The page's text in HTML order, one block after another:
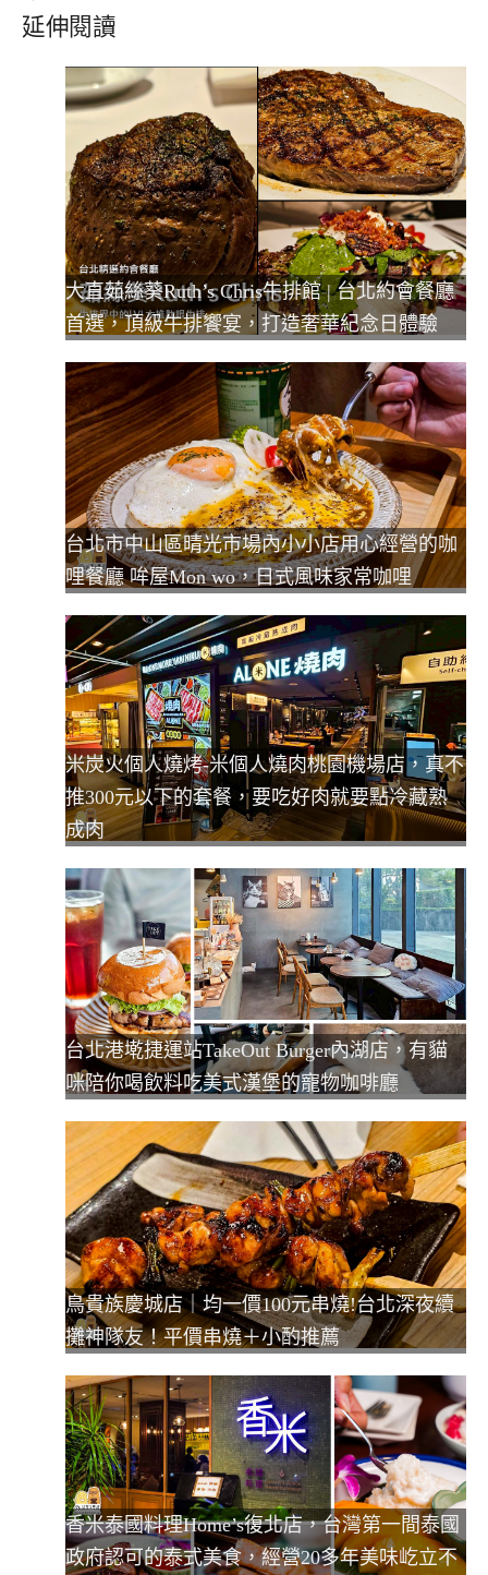
延伸閱讀
大直茹絲葵Ruth’s Chris牛排館 | 台北約會餐廳
首選，頂級牛排饗宴，打造奢華紀念日體驗
台北市中山區晴光市場內小小店用心經營的咖
哩餐廳 哞屋Mon wo，日式風味家常咖哩
米炭火個人燒烤-米個人燒肉桃園機場店，真不
推300元以下的套餐，要吃好肉就要點冷藏熟
成肉
台北港墘捷運站TakeOut Burger內湖店，有貓
咪陪你喝飲料吃美式漢堡的寵物咖啡廳
鳥貴族慶城店｜均一價100元串燒!台北深夜續
攤神隊友！平價串燒＋小酌推薦
香米泰國料理Home’s復北店，台灣第一間泰國
政府認可的泰式美食，經營20多年美味屹立不